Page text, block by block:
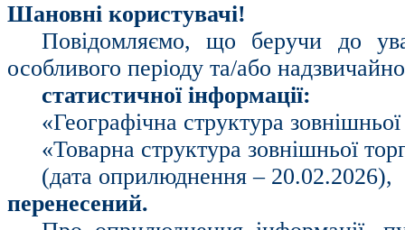
Шановні користувачі!
Повідомляємо, що беручи до
особливого періоду та/або
статистичної інформації:
«Географічна структура
«Товарна структура зовнішньої
(дата оприлюднення – 20.02.2026),
перенесений.